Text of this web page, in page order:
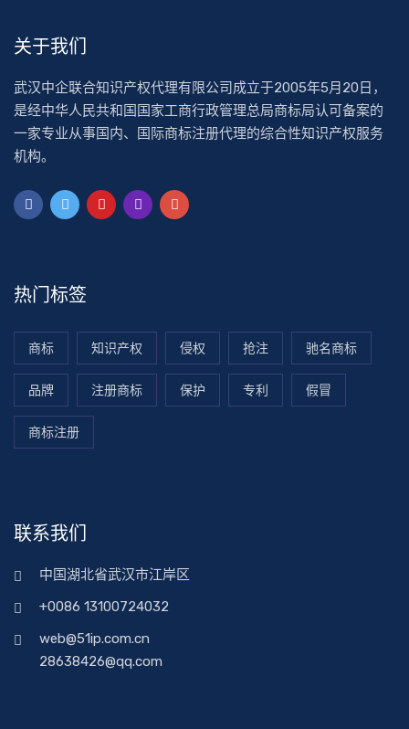
关于我们
武汉中企联合知识产权代理有限公司成立于2005年5月20日，
是经中华人民共和国国家工商行政管理总局商标局认可备案的
一家专业从事国内、国际商标注册代理的综合性知识产权服务
机构。
热门标签
商标 知识产权 侵权 抢注 驰名商标
品牌 注册商标 保护 专利 假冒
商标注册
联系我们
中国湖北省武汉市江岸区
+0086 13100724032
web@51ip.com.cn
28638426@qq.com